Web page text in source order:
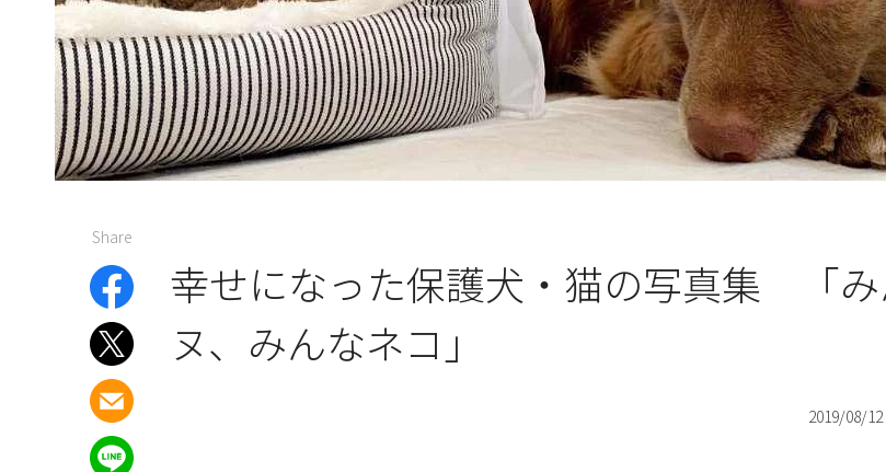
Share
幸せになった保護犬・猫の写真集 「み
ヌ、みんなネコ」
2019/08/12